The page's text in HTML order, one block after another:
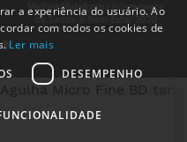
a experiência do usuário. Ao
com todos os cookies de
Ler mais
DESEMPENHO